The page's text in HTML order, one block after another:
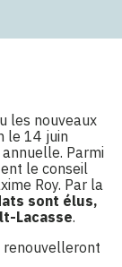
les nouveaux
le 14 juin
Parmi
le conseil
Roy. Par la
sont élus,
Lacasse.
renouvelleront